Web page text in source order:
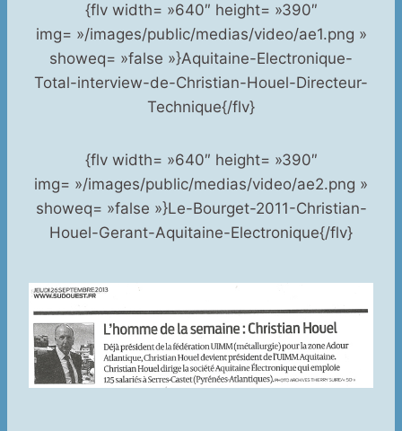
{flv width= »640″ height= »390″
img= »/images/public/medias/video/ae1.png »
showeq= »false »}Aquitaine-Electronique-
Total-interview-de-Christian-Houel-Directeur-
Technique{/flv}
{flv width= »640″ height= »390″
img= »/images/public/medias/video/ae2.png »
showeq= »false »}Le-Bourget-2011-Christian-
Houel-Gerant-Aquitaine-Electronique{/flv}